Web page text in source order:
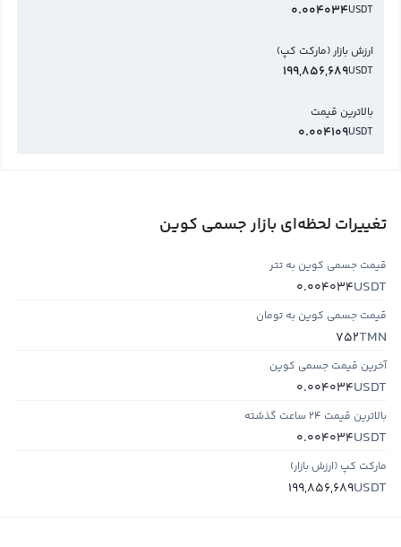
USDT
0.004034
ارزش بازار (مارکت کپ)
USDT
199,856,689
بالاترین قیمت
USDT
0.004109
تغییرات لحظه‌ای بازار جسمی کوین
قیمت جسمی کوین به تتر
USDT
0.004034
قیمت جسمی کوین به تومان
TMN
752
آخرین قیمت جسمی کوین
USDT
0.004034
بالاترین قیمت ۲۴ ساعت گذشته
USDT
0.004034
مارکت کپ (ارزش بازار)
USDT
199,856,689